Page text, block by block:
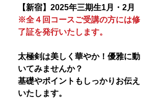
【新宿】2025年三期生1月・2月
※全４回コースご受講の方には修
了証を発行いたします。
太極剣は美しく華やか！優雅に動
いてみませんか？
基礎やポイントもしっかりお伝え
いたします。